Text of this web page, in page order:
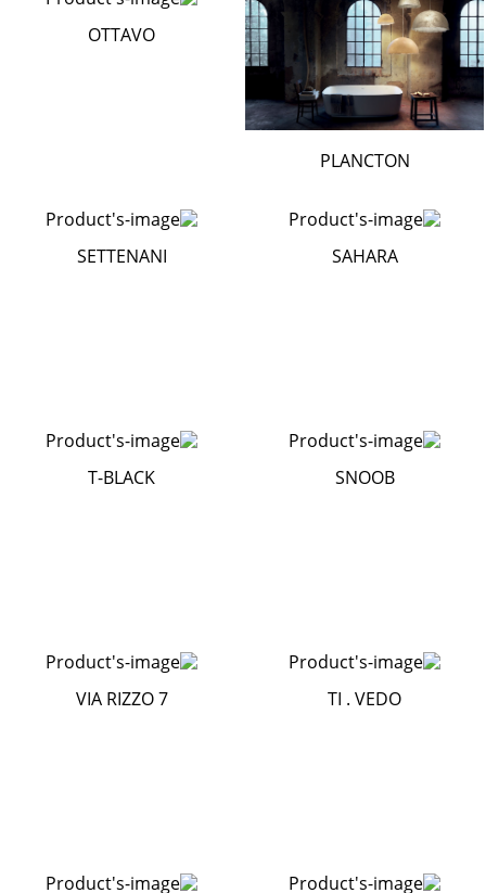
PLANCTON
OTTAVO
SAHARA
SETTENANI
SNOOB
T-BLACK
TI . VEDO
VIA RIZZO 7